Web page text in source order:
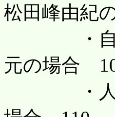
松田峰由紀
・自分が
元の場合
・人々の